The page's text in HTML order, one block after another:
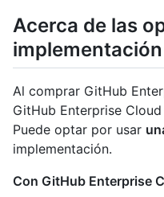
Acerca de las
implementación
Al comprar GitHub
GitHub Enterprise
Puede optar por usar
implementación.
Con GitHub Enterprise